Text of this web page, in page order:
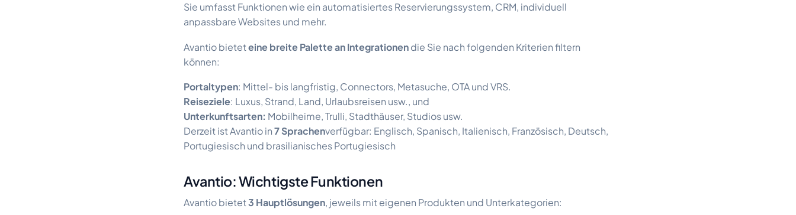
Sie umfasst Funktionen wie ein automatisiertes Reservierungssystem, CRM, individuell
anpassbare Websites und mehr.
Avantio bieteteine breite Palette an Integrationendie Sie nach folgenden Kriterien filtern
können:
Portaltypen: Mittel- bis langfristig, Connectors, Metasuche, OTA und VRS.
Reiseziele: Luxus, Strand, Land, Urlaubsreisen usw., und
Unterkunftsarten: Mobilheime, Trulli, Stadthäuser, Studios usw.
Derzeit ist Avantio in7 Sprachenverfügbar: Englisch, Spanisch, Italienisch, Französisch, Deutsch,
Portugiesisch und brasilianisches Portugiesisch
Avantio: Wichtigste Funktionen
Avantio bietet3 Hauptlösungen, jeweils mit eigenen Produkten und Unterkategorien: